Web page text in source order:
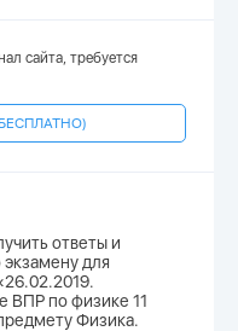
сайта, требуется
ответы и
для
ВПР по физике 11
Физика.